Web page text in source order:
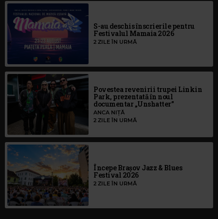
S-au deschis înscrierile pentru
Festivalul Mamaia 2026
2 ZILE ÎN URMĂ
Povestea revenirii trupei Linkin
Park, prezentată în noul
documentar „Unshatter”
ANCA NIȚĂ
2 ZILE ÎN URMĂ
Începe Brașov Jazz & Blues
Festival 2026
2 ZILE ÎN URMĂ